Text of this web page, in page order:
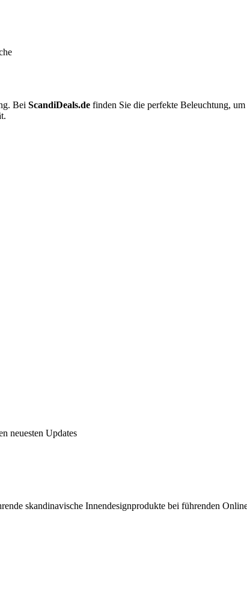
Bei ScandiDeals.de finden Sie die perfekte Beleuchtung,
neuesten Updates
skandinavische Innendesignprodukte bei führenden